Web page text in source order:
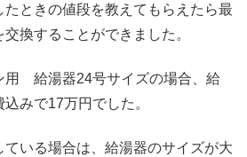
たときの値段を教えてもらえたら最
換することができました。
用 給湯器24号サイズの場合、給
みで17万円でした。
ている場合は、給湯器のサイズが大